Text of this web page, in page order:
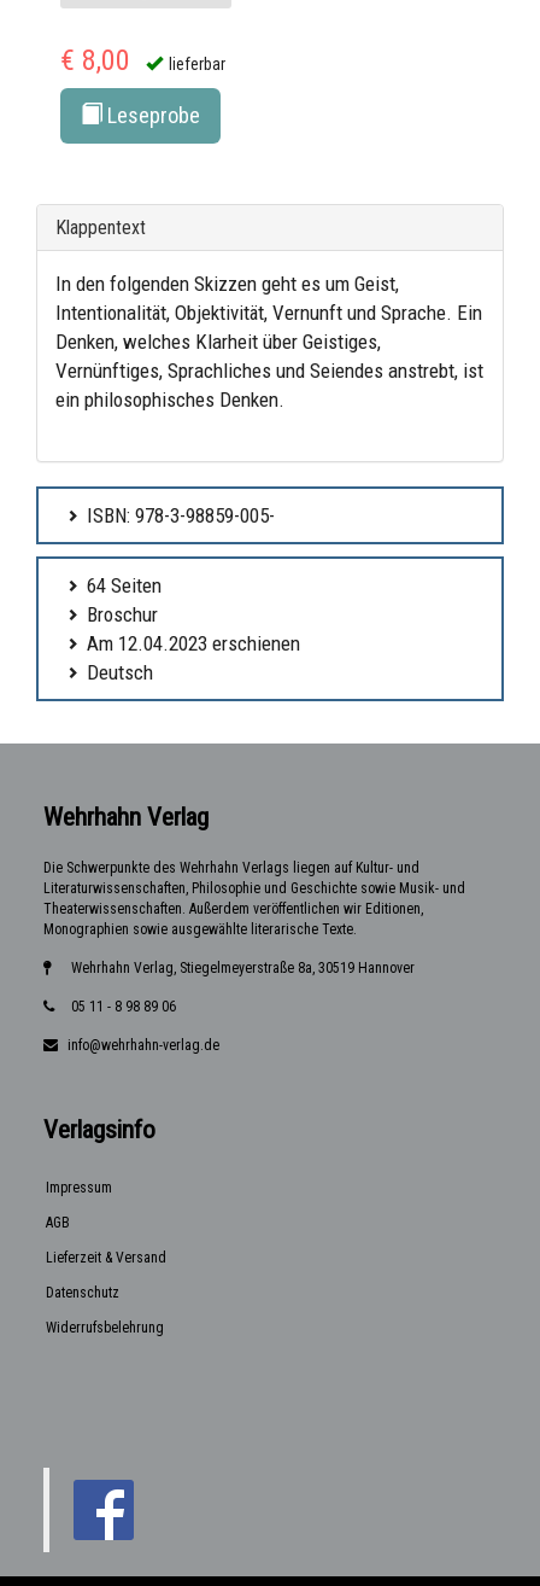
€ 8,00 lieferbar
Leseprobe
Klappentext
In den folgenden Skizzen geht es um Geist,
Intentionalität, Objektivität, Vernunft und Sprache. Ein
Denken, welches Klarheit über Geistiges,
Vernünftiges, Sprachliches und Seiendes anstrebt, ist
ein philosophisches Denken.
ISBN: 978-3-98859-005-
64 Seiten
Broschur
Am 12.04.2023 erschienen
Deutsch
Wehrhahn Verlag
Die Schwerpunkte des Wehrhahn Verlags liegen auf Kultur- und
Literaturwissenschaften, Philosophie und Geschichte sowie Musik- und
Theaterwissenschaften. Außerdem veröffentlichen wir Editionen,
Monographien sowie ausgewählte literarische Texte.
Wehrhahn Verlag, Stiegelmeyerstraße 8a, 30519 Hannover
05 11 - 8 98 89 06
info@wehrhahn-verlag.de
Verlagsinfo
Impressum
AGB
Lieferzeit & Versand
Datenschutz
Widerrufsbelehrung